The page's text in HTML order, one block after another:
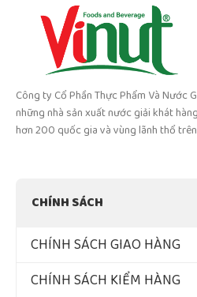
Công ty Cổ Phần Thực Phẩm Và Nước
những nhà sản xuất nước giải khát
hơn 200 quốc gia và vùng lãnh thổ
CHÍNH SÁCH
CHÍNH SÁCH GIAO HÀNG
CHÍNH SÁCH KIỂM HÀNG